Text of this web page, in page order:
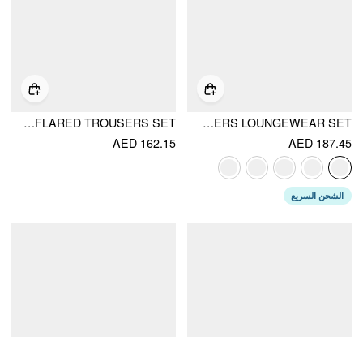
BUILT-IN BRA SQUARE NECK LACE TRIM CAMI TOP & MID RISE STRAIGHT LEG TROUSERS LOUNGEWEAR SET
AED 187.45
الشحن السريع
COTTON-BLEND TANK TOP & HIGH RISE POLKA DOT FLARED TROUSERS SET
AED 162.15